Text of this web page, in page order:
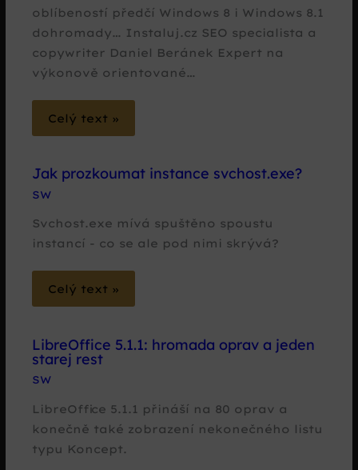
oblíbeností předčí Windows 8 i Windows 8.1
dohromady… Instaluj.cz SEO specialista a
copywriter Daniel Beránek Expert na
výkonově orientované…
Celý text »
Jak prozkoumat instance svchost.exe?
SW
Svchost.exe mívá spuštěno spoustu
instancí - co se ale pod nimi skrývá?
Celý text »
LibreOffice 5.1.1: hromada oprav a jeden
starej rest
SW
LibreOffice 5.1.1 přináší na 80 oprav a
konečně také zobrazení nekonečného listu
typu Koncept.